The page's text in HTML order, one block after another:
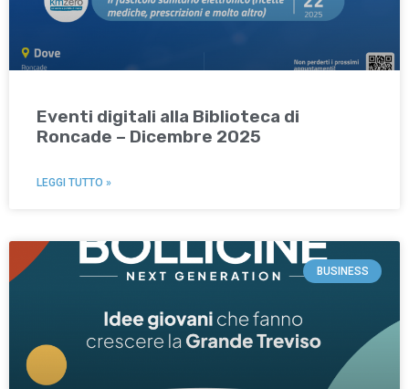
Eventi digitali alla Biblioteca di
Roncade – Dicembre 2025
LEGGI TUTTO »
BUSINESS